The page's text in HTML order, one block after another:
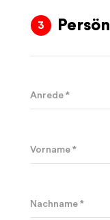
Anrede *
Vorname *
Nachname *